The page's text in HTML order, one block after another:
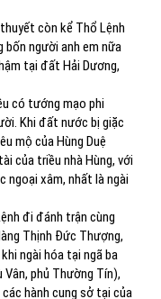
còn kể Thổ Lệnh
bốn người anh em nữa
tại đất Hải Dương,
có tướng mạo phi
Khi đất nước bị giặc
mộ của Hùng Duệ
của triều nhà Hùng, với
ngoại xâm, nhất là ngài
đi đánh trận cùng
Thịnh Đức Thượng,
ngài hóa tại ngã ba
Vân, phủ Thường Tín),
hành cung sở tại của